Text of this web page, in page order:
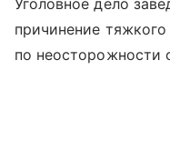
причинение
по неосторожности